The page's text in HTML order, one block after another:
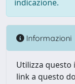
indicazione.
Informazioni
Utilizza
link a questo